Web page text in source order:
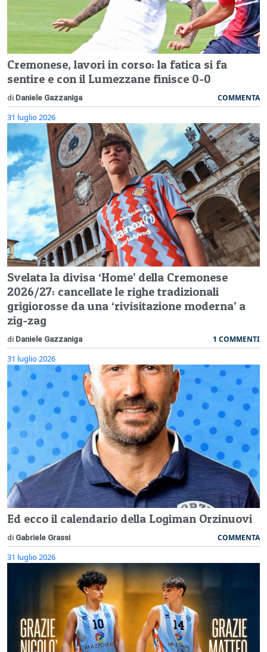
Cremonese, lavori in corso: la fatica si fa
sentire e con il Lumezzane finisce 0-0
di Daniele Gazzaniga COMMENTA
31 luglio 2026
Svelata la divisa ‘Home’ della Cremonese
2026/27: cancellate le righe tradizionali
grigiorosse da una ‘rivisitazione moderna’ a
zig-zag
di Daniele Gazzaniga 1 COMMENTI
31 luglio 2026
Ed ecco il calendario della Logiman Orzinuovi
di Gabriele Grassi COMMENTA
31 luglio 2026